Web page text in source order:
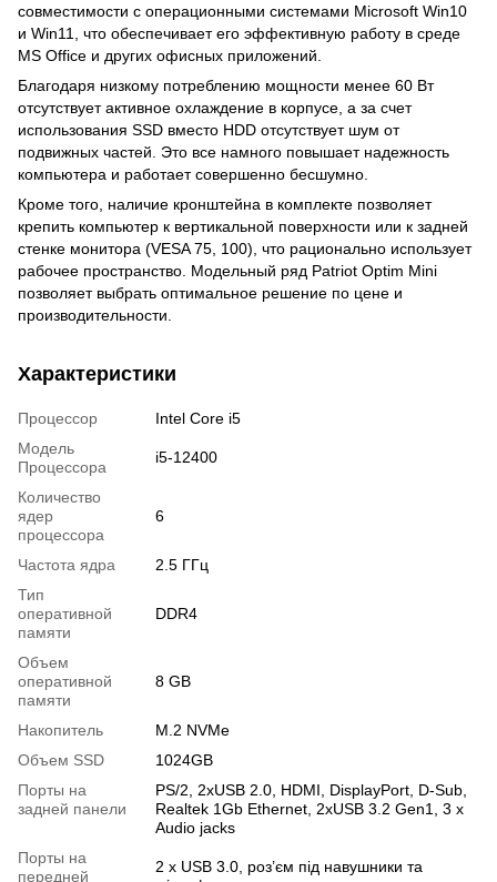
совместимости с операционными системами Microsoft Win10
и Win11, что обеспечивает его эффективную работу в среде
MS Office и других офисных приложений.
Благодаря низкому потреблению мощности менее 60 Вт
отсутствует активное охлаждение в корпусе, а за счет
использования SSD вместо HDD отсутствует шум от
подвижных частей. Это все намного повышает надежность
компьютера и работает совершенно бесшумно.
Кроме того, наличие кронштейна в комплекте позволяет
крепить компьютер к вертикальной поверхности или к задней
стенке монитора (VESA 75, 100), что рационально использует
рабочее пространство. Модельный ряд Patriot Optim Mini
позволяет выбрать оптимальное решение по цене и
производительности.
Характеристики
Процессор
Intel Core i5
Модель
Процессора
i5-12400
Количество
ядер
процессора
6
Частота ядра
2.5 ГГц
Тип
оперативной
памяти
DDR4
Объем
оперативной
памяти
8 GB
Накопитель
M.2 NVMe
Объем SSD
1024GB
Порты на
задней панели
PS/2, 2хUSB 2.0, HDMI, DisplayPort, D-Sub,
Realtek 1Gb Ethernet, 2хUSB 3.2 Gen1, 3 x
Audio jacks
Порты на
передней
2 х USB 3.0, роз’єм під навушники та